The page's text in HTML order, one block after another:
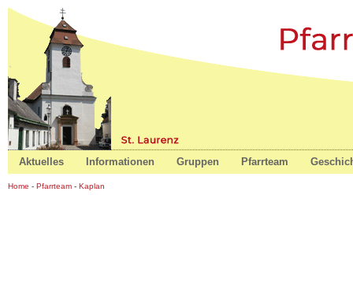
Aktuelles Informationen Gruppen Pfarrteam
Home - Pfarrteam - Kaplan